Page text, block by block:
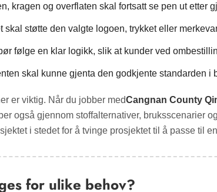
kragen og overflaten skal fortsatt se pen ut etter
skal støtte den valgte logoen, trykket eller
følge en klar logikk, slik at kunder ved
skal kunne gjenta den godkjente standarden i
er viktig. Når du jobber medCangnan County
også gjennom stoffalternativer, bruksscenarier
i stedet for å tvinge prosjektet til å passe til
for ulike behov?